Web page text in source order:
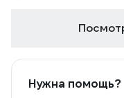
Нужна помощь?